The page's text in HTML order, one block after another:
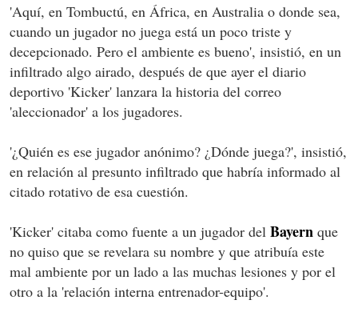
'Aquí, en Tombuctú, en África, en Australia o donde sea,
cuando un jugador no juega está un poco triste y
decepcionado. Pero el ambiente es bueno', insistió, en un
infiltrado algo airado, después de que ayer el diario
deportivo 'Kicker' lanzara la historia del correo
'aleccionador' a los jugadores.
'¿Quién es ese jugador anónimo? ¿Dónde juega?', insistió,
en relación al presunto infiltrado que habría informado al
citado rotativo de esa cuestión.
'Kicker' citaba como fuente a un jugador del Bayern que
no quiso que se revelara su nombre y que atribuía este
mal ambiente por un lado a las muchas lesiones y por el
otro a la 'relación interna entrenador-equipo'.